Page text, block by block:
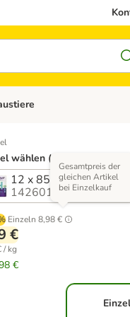
öffnen: Katzenfutter und
wählen (3 Varianten)
12 x 85 g
1426012.2
Einzeln 8,98 €
Gesamtpreis der
gleichen Artikel
bei Einzelkauf
€
/ kg
€